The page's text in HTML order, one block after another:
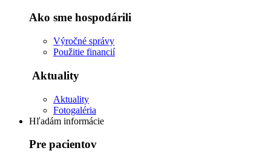
Ako sme hospodárili
Výročné správy
Použitie financií
Aktuality
Aktuality
Fotogaléria
Hľadám informácie
Pre pacientov